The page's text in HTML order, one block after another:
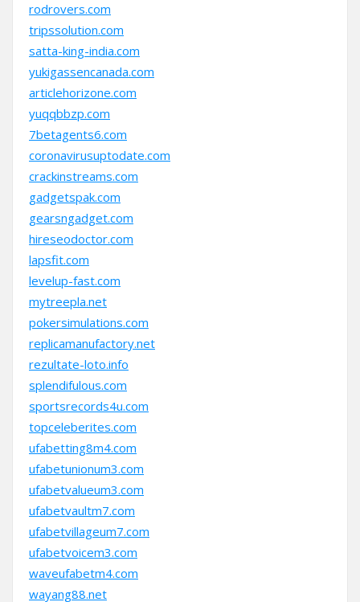
rodrovers.com
tripssolution.com
satta-king-india.com
yukigassencanada.com
articlehorizone.com
yuqqbbzp.com
7betagents6.com
coronavirusuptodate.com
crackinstreams.com
gadgetspak.com
gearsngadget.com
hireseodoctor.com
lapsfit.com
levelup-fast.com
mytreepla.net
pokersimulations.com
replicamanufactory.net
rezultate-loto.info
splendifulous.com
sportsrecords4u.com
topceleberites.com
ufabetting8m4.com
ufabetunionum3.com
ufabetvalueum3.com
ufabetvaultm7.com
ufabetvillageum7.com
ufabetvoicem3.com
waveufabetm4.com
wayang88.net